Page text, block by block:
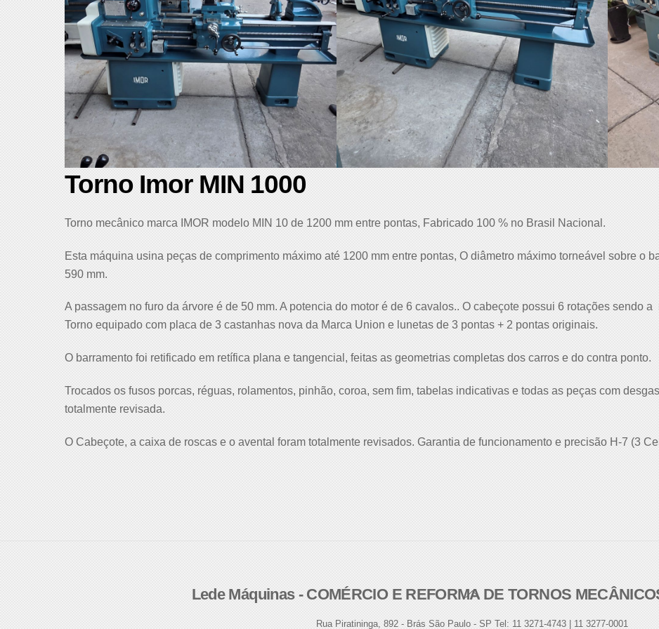
Torno Imor MIN 1000
Torno mecânico marca IMOR modelo MIN 10 de 1200 mm entre pontas, Fabricado 100 % no Brasil Nacional.
Esta máquina usina peças de comprimento máximo até 1200 mm entre pontas, O diâmetro máximo torneável sobre o
590 mm.
A passagem no furo da árvore é de 50 mm. A potencia do motor é de 6 cavalos.. O cabeçote possui 6 rotações sendo
Torno equipado com placa de 3 castanhas nova da Marca Union e lunetas de 3 pontas + 2 pontas originais.
O barramento foi retificado em retífica plana e tangencial, feitas as geometrias completas dos carros e do contra ponto.
Trocados os fusos porcas, réguas, rolamentos, pinhão, coroa, sem fim, tabelas indicativas e todas as peças com
totalmente revisada.
O Cabeçote, a caixa de roscas e o avental foram totalmente revisados. Garantia de funcionamento e precisão H-7 (3
Back
Lede Máquinas - COMÉRCIO E REFORMA DE TORNOS
Rua Piratininga, 892 - Brás São Paulo - SP Tel: 11 3271-4743 | 11 3277-0001